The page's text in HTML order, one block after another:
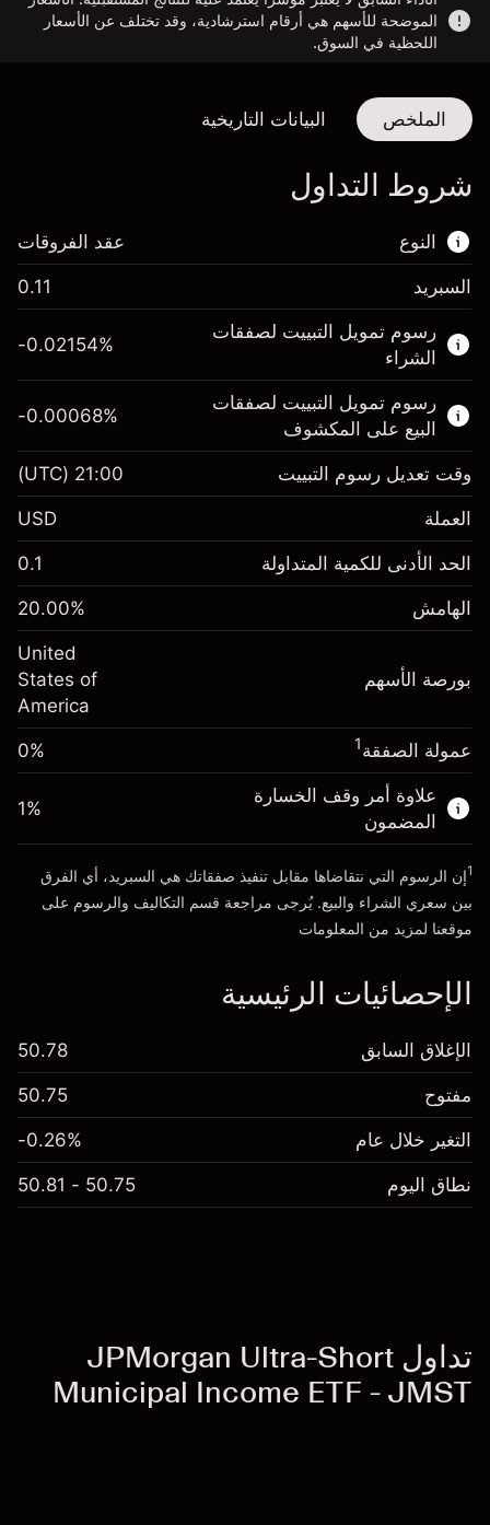
الموضحة للأسهم هي أرقام استرشادية، وقد تختلف عن الأسعار
اللحظية في السوق.
الملخص البيانات التاريخية
شروط التداول
النوع
هذا السوق المالي متاح للتداول من خلال عقود
الفروقات.
اعرف المزيد عن:
عقود الفروقات
عقد الفروقات
السبريد 0.11
رسوم تمويل التبييت لصفقات
الشراء
$1,000.00
رسوم التبييت
الرسوم من قيمة الصفقة الكاملة
%
(-$1.08)
حجم الصفقة بالرافعة المالية ~$5,000.00
الأموال من الرافعة المالية ~ دولار
انتقل إلى المنصة
-0.02154%
رسوم تمويل التبييت لصفقات
البيع على المكشوف
الهامش. استثمارك $1,000.00
رسوم التبييت
الرسوم من قيمة الصفقة الكاملة
-0.000682
%
(-$0.03)
حجم الصفقة بالرافعة المالية ~
الأموال من الرافعة المالية ~ دولار
انتقل إلى المنصة
-0.00068%
وقت تعديل رسوم التبييت 21:00
(UTC)
العملة USD
الحد الأدنى للكمية المتداولة 0.1
الهامش 20.00%
بورصة الأسهم
United
States of
America
عمولة الصفقة1
0%
علاوة أمر وقف الخسارة
المضمون
1%
1إن الرسوم التي نتقاضاها مقابل تنفيذ صفقاتك هي السبريد، أي الفرق
بين سعري الشراء والبيع. يُرجى مراجعة قسم التكاليف والرسوم على
موقعنا لمزيد من المعلومات
الإحصائيات الرئيسية
الإغلاق السابق 50.78
مفتوح 50.75
التغير خلال عام -0.26%
نطاق اليوم 50.75 - 50.81
تداول JPMorgan Ultra-Short
Municipal Income ETF - JMST